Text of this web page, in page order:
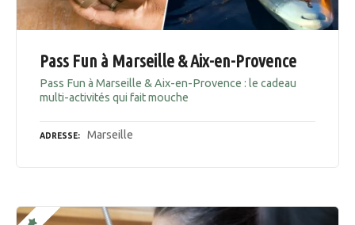
Pass Fun à Marseille & Aix-en-Provence
Pass Fun à Marseille & Aix-en-Provence : le cadeau
multi-activités qui fait mouche
ADRESSE Marseille